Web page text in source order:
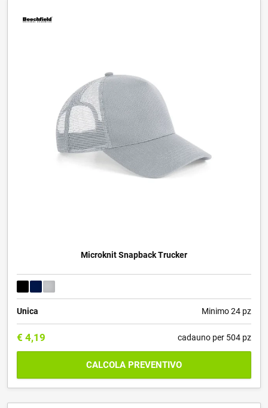
Microknit Snapback Trucker
Unica Minimo 24 pz
€ 4,19 cadauno per 504 pz
CALCOLA PREVENTIVO